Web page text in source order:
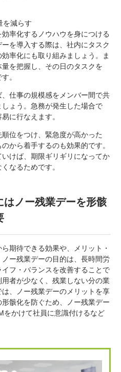
を減らす
率化するノウハウを身につける
を導入する際は、社内にタスク
率化にも取り組みましょう。ま
を把握し、その日のタスクを
。
仕事の規模感をメンバー間で共
ょう。急務が発生した場合で
に行なえます。
位をつけ、緊急度が高かった
から着手するのも効果的です。
けば、期限ギリギリになってか
なるためです。
はノー残業デーを形骸
期待できる効果や、メリット・
ー残業デーの目的は、長時間労
フ・バランスを改善することで
者が少なく、残業しない分の業
、ノー残業デーのメリットを享
骸化を防ぐため、ノー残業デー
をかけて社員に意識付けるなど